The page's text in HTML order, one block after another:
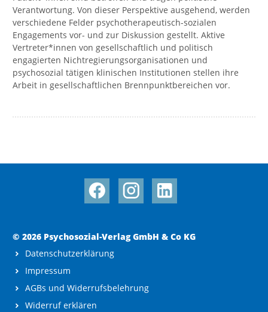
Verantwortung. Von dieser Perspektive ausgehend, werden
verschiedene Felder psychotherapeutisch-sozialen
Engagements vor- und zur Diskussion gestellt. Aktive
Vertreter*innen von gesellschaftlich und politisch
engagierten Nichtregierungsorganisationen und
psychosozial tätigen klinischen Institutionen stellen ihre
Arbeit in gesellschaftlichen Brennpunktbereichen vor.
© 2026 Psychosozial-Verlag GmbH & Co KG
Datenschutzerklärung
Impressum
AGBs und Widerrufsbelehrung
Widerruf erklären